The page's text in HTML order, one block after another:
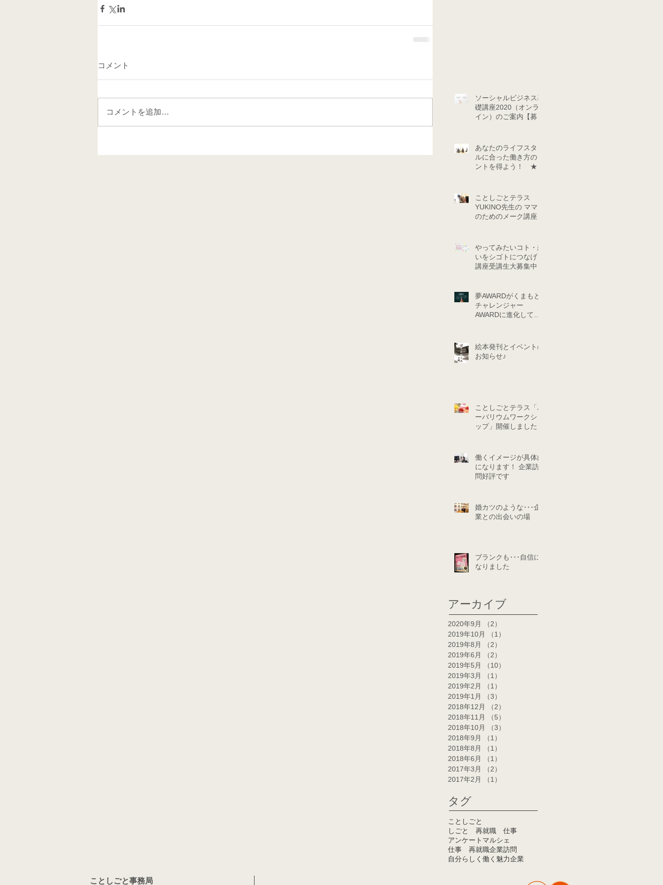
コメント
コメントを追加…
ソーシャルビジネス基
礎講座2020（オンラ
イン）のご案内【募集
あなたのライフスタイ
ルに合った働き方のヒ
ントを得よう！ ★★
10/29）
ことしごとテラス
YUKINO先生の ママ
のためのメーク講座＆
やってみたいコト・想
いをシゴトにつなげる
講座受講生大募集中！
夢AWARDがくまもと
チャレンジャー
AWARDに進化して再
絵本発刊とイベントの
お知らせ♪
ことしごとテラス「ハ
ーバリウムワークショ
ップ」開催しました！
働くイメージが具体的
になります！ 企業訪
問好評です
婚カツのような･･･企
業との出会いの場
ブランクも･･･自信に
なりました
アーカイブ
2020年9月 （2）
2019年10月
（1）
2019年8月
（2）
2019年6月
（2）
2019年5月
（10）
2019年3月
（1）
2019年2月
（1）
2019年1月
（3）
2018年12月
（2）
2018年11月
（5）
2018年10月
（3）
2018年9月
（1）
2018年8月
（1）
2018年6月
（1）
2017年3月
（2）
2017年2月
（1）
タグ
ことしごと
しごと 再就職 仕事
アンケート マルシェ
仕事 再就職企業訪問
自分らしく働く 魅力企業
ことしごと事務局